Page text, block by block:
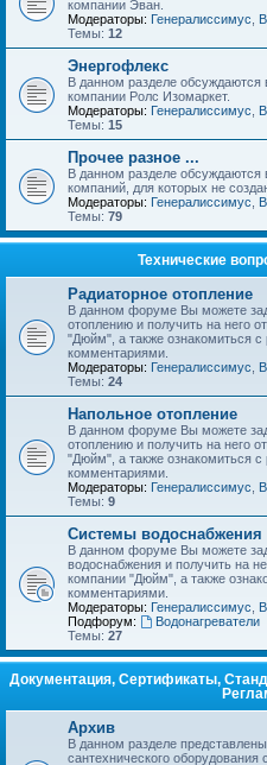
компании Эван.
Модераторы: Генералиссимус
Темы: 12
Энергофлекс
В данном разделе обсуждаются
компании Ролс Изомаркет.
Модераторы: Генералиссимус
Темы: 15
Прочее разное ...
В данном разделе обсуждаются
компаний, для которых не
Модераторы: Генералиссимус
Темы: 79
Технические
Радиаторное отопление
В данном форуме Вы можете
отоплению и получить на него
"Дюйм", а также ознакомиться
комментариями.
Модераторы: Генералиссимус
Темы: 24
Напольное отопление
В данном форуме Вы можете
отоплению и получить на него
"Дюйм", а также ознакомиться
комментариями.
Модераторы: Генералиссимус
Темы: 9
Системы водоснабжения
В данном форуме Вы можете
водоснабжения и получить на
компании "Дюйм", а также
комментариями.
Модераторы: Генералиссимус
Подфорум:
Водонагреватели
Темы: 27
Документация, Сертификаты,
Архив
В данном разделе
сантехнического